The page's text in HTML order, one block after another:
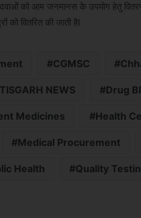
को आम जनमानस के उपयोग हेतु
को वितरित की जाती हैI
CGMSC
NEWS Drug
Medicines Health
Medical Procurement
Health Quality